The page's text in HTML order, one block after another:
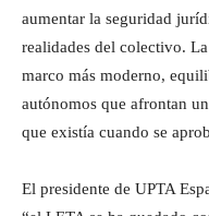
aumentar la seguridad
realidades del colectivo.
marco más moderno,
autónomos que afrontan
que existía cuando se
El presidente de UPTA